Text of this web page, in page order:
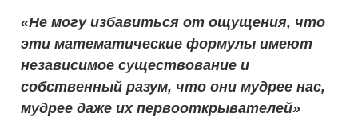
«Не могу избавиться от ощущения, что
эти математические формулы имеют
независимое существование и
собственный разум, что они мудрее нас,
мудрее даже их первооткрывателей»